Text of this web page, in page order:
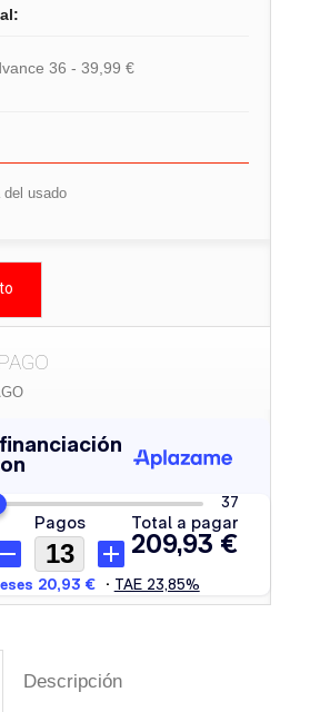
36 - 39,99 €
del usado
Descripción